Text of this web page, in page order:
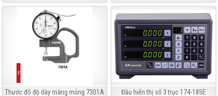
Thước đô độ dày màng mỏng 7301A
Đầu hiển thị số 3 trục 174-185E